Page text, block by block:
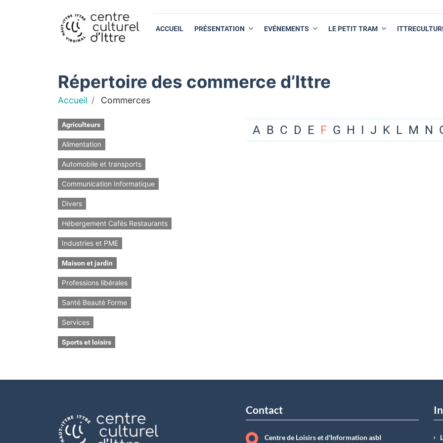
ACCUEIL PRÉSENTATION EVÉNEMENTS LE PETIT TRAM
Répertoire des commerce d’Ittre
Accueil Commerces
Agriculteurs
Alimentation
Automobile et transports
Communication Informatique
Divers
Hébergement Cafés Restaurants
Industries et PME
Maison et jardin
Professions libérales
Santé Beauté Forme
Services
Sports et loisirs
A B C D E F G H I J K L M N
Contact
Centre de Loisirs et d'Information asbI